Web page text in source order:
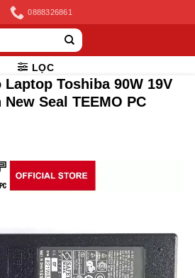
0888326861
LỌC
Laptop Toshiba 90W 19V
Seal TEEMO PC